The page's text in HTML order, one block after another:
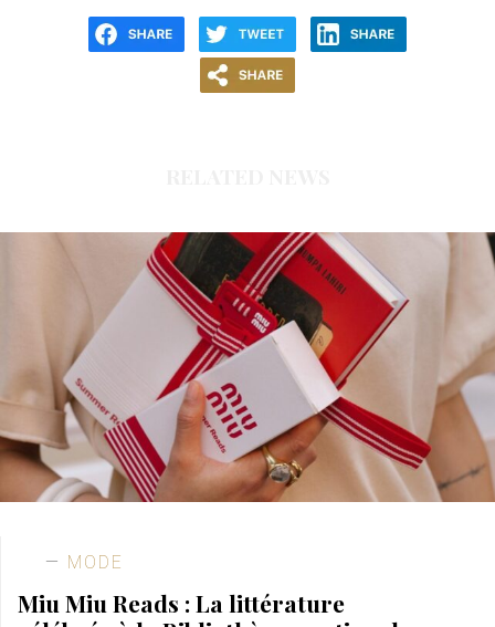
MODE
Miu Miu Reads : La littérature